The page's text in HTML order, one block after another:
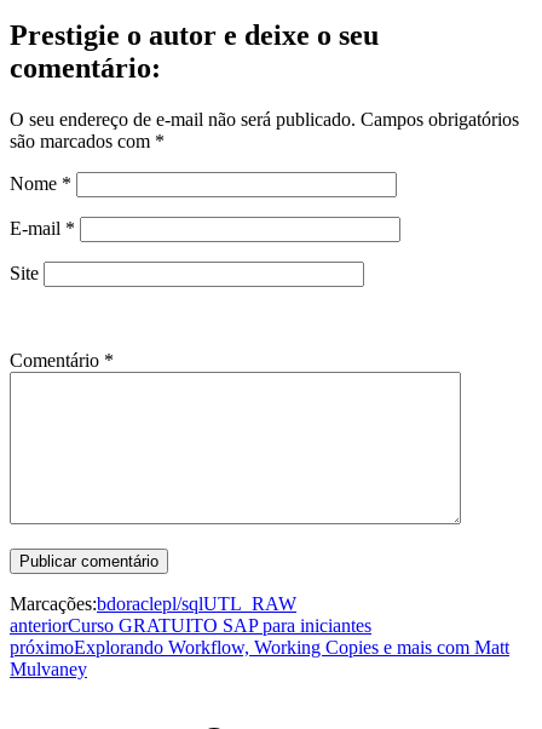
Prestigie o autor e deixe o seu
comentário:
O seu endereço de e-mail não será publicado. Campos obrigatórios
são marcados com *
Nome *
E-mail *
Site
Comentário *
Marcações:bdoraclepl/sqlUTL_RAW
anteriorCurso GRATUITO SAP para iniciantes
próximoExplorando Workflow, Working Copies e mais com Matt
Mulvaney